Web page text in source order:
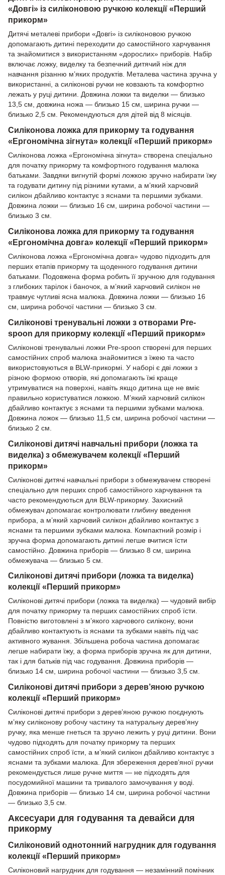
«Довгі» із силіконовою ручкою колекції «Перший
прикорм»
Дитячі металеві прибори «Довгі» із силіконовою ручкою
допомагають дитині переходити до самостійного харчування
та знайомитися з використанням «дорослих» приборів. Набір
включає ложку, виделку та безпечний дитячий ніж для
навчання різанню м’яких продуктів. Металева частина зручна у
використанні, а силіконові ручки не ковзають та комфортно
лежать у руці дитини. Довжина ложки та виделки — близько
13,5 см, довжина ножа — близько 15 см, ширина ручки —
близько 2,5 см. Рекомендуються для дітей від 8 місяців.
Силіконова ложка для прикорму та годування
«Ергономічна зігнута» колекції «Перший прикорм»
Силіконова ложка «Ергономічна зігнута» створена спеціально
для початку прикорму та комфортного годування малюка
батьками. Завдяки вигнутій формі ложкою зручно набирати їжу
та годувати дитину під різними кутами, а м’який харчовий
силікон дбайливо контактує з яснами та першими зубками.
Довжина ложки — близько 16 см, ширина робочої частини —
близько 3 см.
Силіконова ложка для прикорму та годування
«Ергономічна довга» колекції «Перший прикорм»
Силіконова ложка «Ергономічна довга» чудово підходить для
перших етапів прикорму та щоденного годування дитини
батьками. Подовжена форма робить її зручною для годування
з глибоких тарілок і баночок, а м’який харчовий силікон не
травмує чутливі ясна малюка. Довжина ложки — близько 16
см, ширина робочої частини — близько 3 см.
Силіконові тренувальні ложки з отворами Pre-
spoon для прикорму колекції «Перший прикорм»
Силіконові тренувальні ложки Pre-spoon створені для перших
самостійних спроб малюка знайомитися з їжею та часто
використовуються в BLW-прикормі. У наборі є дві ложки з
різною формою отворів, які допомагають їжі краще
утримуватися на поверхні, навіть якщо дитина ще не вміє
правильно користуватися ложкою. М’який харчовий силікон
дбайливо контактує з яснами та першими зубками малюка.
Довжина ложок — близько 11,5 см, ширина робочої частини —
близько 2 см.
Силіконові дитячі навчальні прибори (ложка та
виделка) з обмежувачем колекції «Перший
прикорм»
Силіконові дитячі навчальні прибори з обмежувачем створені
спеціально для перших спроб самостійного харчування та
часто рекомендуються для BLW-прикорму. Захисний
обмежувач допомагає контролювати глибину введення
прибора, а м’який харчовий силікон дбайливо контактує з
яснами та першими зубками малюка. Компактний розмір і
зручна форма допомагають дитині легше вчитися їсти
самостійно. Довжина приборів — близько 8 см, ширина
обмежувача — близько 5 см.
Силіконові дитячі прибори (ложка та виделка)
колекції «Перший прикорм»
Силіконові дитячі прибори (ложка та виделка) — чудовий вибір
для початку прикорму та перших самостійних спроб їсти.
Повністю виготовлені з м’якого харчового силікону, вони
дбайливо контактують із яснами та зубками навіть під час
активного жування. Збільшена робоча частина допомагає
легше набирати їжу, а форма приборів зручна як для дитини,
так і для батьків під час годування. Довжина приборів —
близько 14 см, ширина робочої частини — близько 3,5 см.
Силіконові дитячі прибори з дерев’яною ручкою
колекції «Перший прикорм»
Силіконові дитячі прибори з дерев’яною ручкою поєднують
м’яку силіконову робочу частину та натуральну дерев’яну
ручку, яка менше гнеться та зручно лежить у руці дитини. Вони
чудово підходять для початку прикорму та перших
самостійних спроб їсти, а м’який силікон дбайливо контактує з
яснами та зубками малюка. Для збереження дерев’яної ручки
рекомендується лише ручне миття — не підходять для
посудомийної машини та тривалого замочування у воді.
Довжина приборів — близько 14 см, ширина робочої частини
— близько 3,5 см.
Аксесуари для годування та девайси для
прикорму
Силіконовий однотонний нагрудник для годування
колекції «Перший прикорм»
Силіконовий нагрудник для годування — незамінний помічник